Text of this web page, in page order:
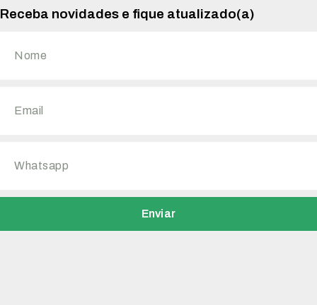
Receba novidades e fique atualizado(a)
Enviar